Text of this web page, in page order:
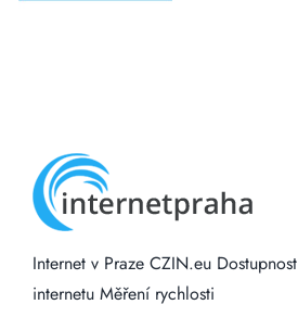
Internet v Praze CZIN.eu Dostupnost
internetu Měření rychlosti